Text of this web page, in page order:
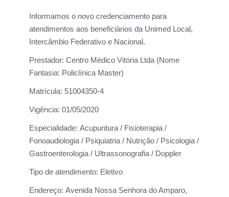
Informamos o novo credenciamento para
atendimentos aos beneficiários da Unimed Local,
Intercâmbio Federativo e Nacional.
Prestador: Centro Médico Vitória Ltda (Nome
Fantasia: Policlínica Master)
Matrícula: 51004350-4
Vigência: 01/05/2020
Especialidade: Acupuntura / Fisioterapia /
Fonoaudiologia / Psiquiatria / Nutrição / Psicologia /
Gastroenterologia / Ultrassonografia / Doppler
Tipo de atendimento: Eletivo
Endereço: Avenida Nossa Senhora do Amparo,